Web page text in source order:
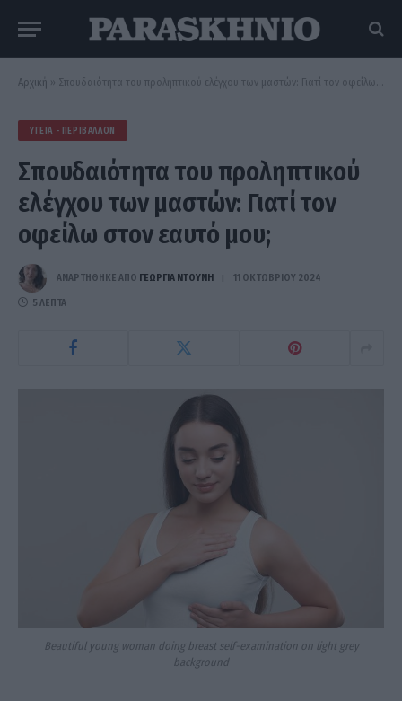
Αρχική » Σπουδαιότητα του προληπτικού ελέγχου των μαστών: Γιατί τον οφείλω στον εαυτό μου;
ΥΓΕΊΑ - ΠΕΡΙΒΆΛΛΟΝ
Σπουδαιότητα του προληπτικού
ελέγχου των μαστών: Γιατί τον
οφείλω στον εαυτό μου;
ΑΝΑΡΤΗΘΗΚΕ ΑΠΟ ΓΕΩΡΓΊΑ ΝΤΟΎΝΗ 11 ΟΚΤΩΒΡΊΟΥ 2024
5 ΛΕΠΤΆ
Beautiful young woman doing breast self-examination on light grey
background